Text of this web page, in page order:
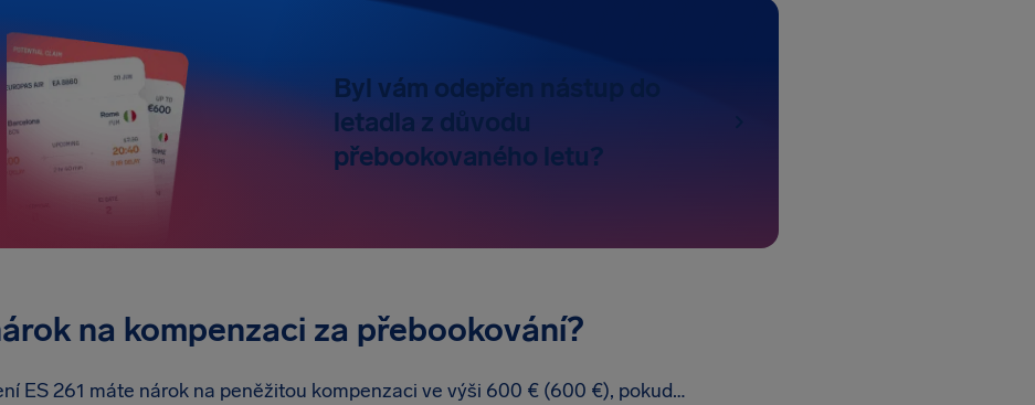
Byl vám odepřen nástup do
letadla z důvodu
přebookovaného letu?
na kompenzaci za přebookování?
ES 261 máte nárok na peněžitou kompenzaci ve výši 600 € (600 €), pokud…